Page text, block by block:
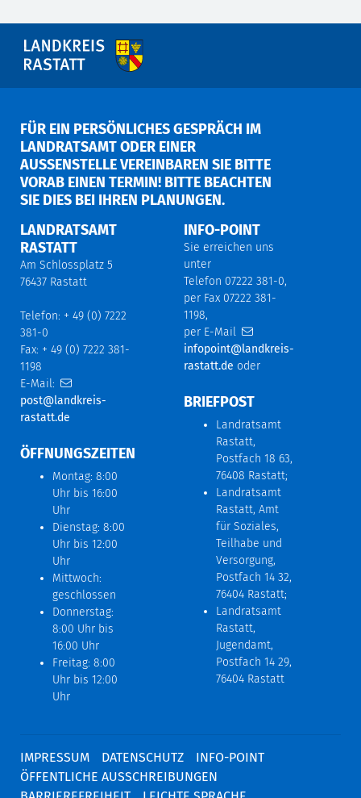
FÜR EIN PERSÖNLICHES GESPRÄCH IM
LANDRATSAMT ODER EINER
AUSSENSTELLE VEREINBAREN SIE BITTE V
ORAB EINEN TERMIN! BITTE BEACHTEN S
IE DIES BEI IHREN PLANUNGEN.
LANDRATSAMT
RASTATT
Am Schlossplatz 5
76437 Rastatt
Telefon: + 49 (0) 7222
381-0
Fax: + 49 (0) 7222 381-
1198
E-Mail:
post@landkreis-
rastatt.de
ÖFFNUNGSZEITEN
Montag: 8:00
Uhr bis 16:00
Uhr
Dienstag: 8:00
Uhr bis 12:00
Uhr
Mittwoch:
geschlossen
Donnerstag:
8:00 Uhr bis
16:00 Uhr
Freitag: 8:00
Uhr bis 12:00
Uhr
INFO-POINT
Sie erreichen uns
unter
Telefon 07222 381-0,
per Fax 07222 381-
1198,
per E-Mail
infopoint@landkreis-
rastatt.de oder
BRIEFPOST
Landratsamt
Rastatt,
Postfach 18 63,
76408 Rastatt;
Landratsamt
Rastatt, Amt
für Soziales,
Teilhabe und
Versorgung,
Postfach 14 32,
76404 Rastatt;
Landratsamt
Rastatt,
Jugendamt,
Postfach 14 29,
76404 Rastatt
IMPRESSUM DATENSCHUTZ
INFO-POINT
ÖFFENTLICHE AUSSCHREIBUNGEN